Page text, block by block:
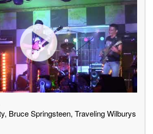
Bruce Springsteen, Traveling Wilburys